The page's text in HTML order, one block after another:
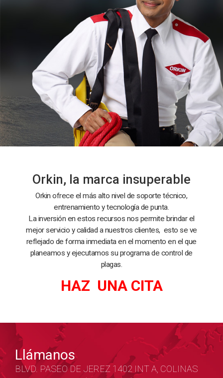
Orkin, la marca insuperable
Orkin ofrece el más alto nivel de soporte técnico,
entrenamiento y tecnología de punta.
La inversión en estos recursos nos permite brindar el
mejor servicio y calidad a nuestros clientes, esto se ve
reflejado de forma inmediata en el momento en el que
planeamos y ejecutamos su programa de control de
plagas.
HAZ UNA CITA
Llámanos
BLVD. PASEO DE JEREZ 1402 INT A, COLINAS